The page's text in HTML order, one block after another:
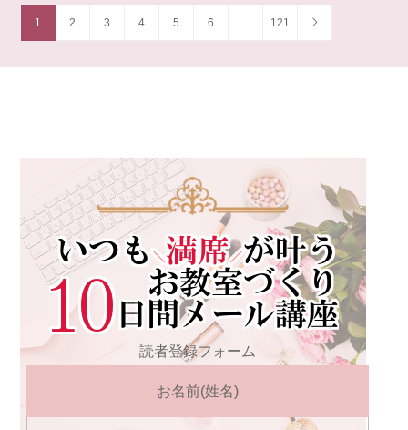
1 2 3 4 5 6 121
読者登録フォーム
お名前(姓名)